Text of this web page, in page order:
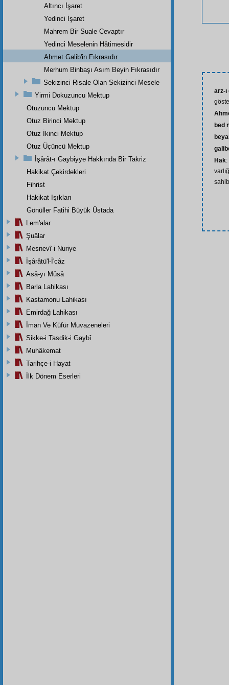
arz-
bed
Hak
Altıncı İşaret
Yedinci İşaret
Mahrem Bir Suale Cevaptır
Yedinci Meselenin Hâtimesidir
Ahmet Galib'in Fıkrasıdır
Merhum Binbaşı Asım Beyin Fıkrasıdır
Sekizinci Risale Olan Sekizinci Mesele
Yirmi Dokuzuncu Mektup
Otuzuncu Mektup
Otuz Birinci Mektup
Otuz İkinci Mektup
Otuz Üçüncü Mektup
İşârât-ı Gaybiyye Hakkında Bir Takriz
Hakikat Çekirdekleri
Fihrist
Hakikat Işıkları
Gönüller Fatihi Büyük Üstada
Lem'alar
Şuâlar
Mesnevî-i Nuriye
İşârâtü'l-İ'câz
Asâ-yı Mûsâ
Barla Lahikası
Kastamonu Lahikası
Emirdağ Lahikası
İman Ve Küfür Muvazeneleri
Sikke-i Tasdik-i Gaybî
Muhâkemat
Tarihçe-i Hayat
İlk Dönem Eserleri